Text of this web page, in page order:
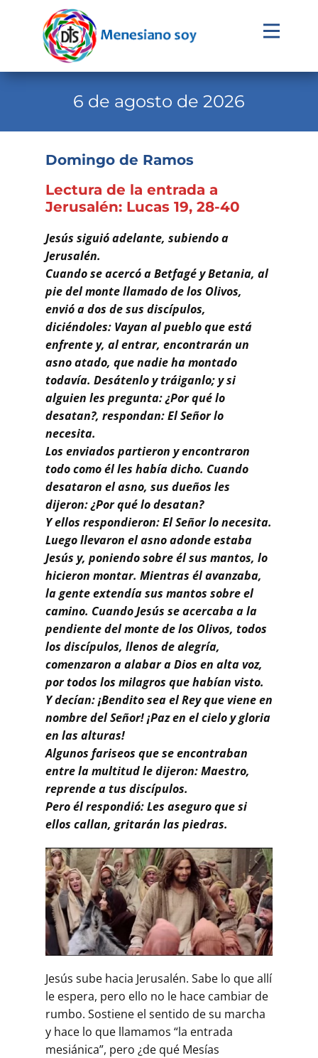
Evangelio
Familia Menesiana
Pastoral Vocacional
Recursos
Contacto
Buscar
6 de agosto de 2026
Domingo de Ramos
Lectura de la entrada a
Jerusalén: Lucas 19, 28-40
Jesús siguió adelante, subiendo a
Jerusalén.
Cuando se acercó a Betfagé y Betania, al
pie del monte llamado de los Olivos,
envió a dos de sus discípulos,
diciéndoles: Vayan al pueblo que está
enfrente y, al entrar, encontrarán un
asno atado, que nadie ha montado
todavía. Desátenlo y tráiganlo; y si
alguien les pregunta: ¿Por qué lo
desatan?, respondan: El Señor lo
necesita.
Los enviados partieron y encontraron
todo como él les había dicho. Cuando
desataron el asno, sus dueños les
dijeron: ¿Por qué lo desatan?
Y ellos respondieron: El Señor lo necesita.
Luego llevaron el asno adonde estaba
Jesús y, poniendo sobre él sus mantos, lo
hicieron montar. Mientras él avanzaba,
la gente extendía sus mantos sobre el
camino. Cuando Jesús se acercaba a la
pendiente del monte de los Olivos, todos
los discípulos, llenos de alegría,
comenzaron a alabar a Dios en alta voz,
por todos los milagros que habían visto.
Y decían: ¡Bendito sea el Rey que viene en
nombre del Señor! ¡Paz en el cielo y gloria
en las alturas!
Algunos fariseos que se encontraban
entre la multitud le dijeron: Maestro,
reprende a tus discípulos.
Pero él respondió: Les aseguro que si
ellos callan, gritarán las piedras.
Jesús sube hacia Jerusalén. Sabe lo que allí
le espera, pero ello no le hace cambiar de
rumbo. Sostiene el sentido de su marcha
y hace lo que llamamos “la entrada
mesiánica”, pero ¿de qué Mesías